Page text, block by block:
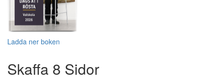
Ladda ner boken
Skaffa 8 Sidor